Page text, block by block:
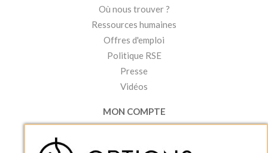
Où nous trouver ?
Ressources humaines
Offres d'emploi
Politique RSE
Presse
Vidéos
MON COMPTE
Accéder à mon compte